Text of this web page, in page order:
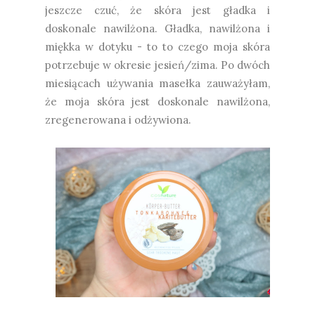
jeszcze czuć, że skóra jest gładka i
doskonale nawilżona. Gładka, nawilżona i
miękka w dotyku - to to czego moja skóra
potrzebuje w okresie jesień/zima. Po dwóch
miesiącach używania masełka zauważyłam,
że moja skóra jest doskonale nawilżona,
zregenerowana i odżywiona.